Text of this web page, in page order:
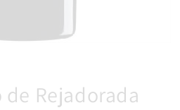
de Rejadorada